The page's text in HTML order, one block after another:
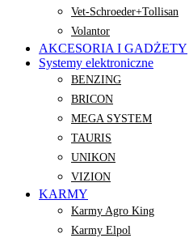
Vet-Schroeder+Tollisan
Volantor
AKCESORIA I GADŻETY
Systemy elektroniczne
BENZING
BRICON
MEGA SYSTEM
TAURIS
UNIKON
VIZION
KARMY
Karmy Agro King
Karmy Elpol